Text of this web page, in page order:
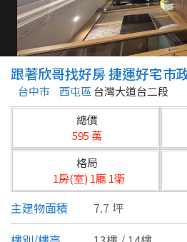
2026 高雄降價好屋限量釋出
縣市
不限
台北市
基隆市
新北市
宜蘭縣
區域
跟著欣哥找好房 捷運好宅市
台中市 西屯區 台灣大道台二段
總價
595 萬
格局
1房(室) 1廳 1衛
主建物面積
7.7 坪